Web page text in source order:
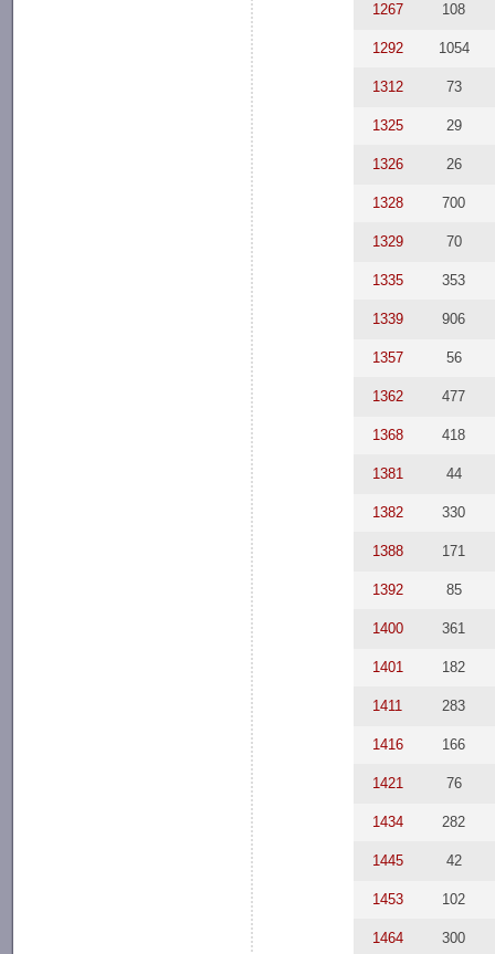
1267 108
1292 1054
1312 73
1325 29
1326 26
1328 700
1329 70
1335 353
1339 906
1357 56
1362 477
1368 418
1381 44
1382 330
1388 171
1392 85
1400 361
1401 182
1411 283
1416 166
1421 76
1434 282
1445 42
1453 102
1464 300